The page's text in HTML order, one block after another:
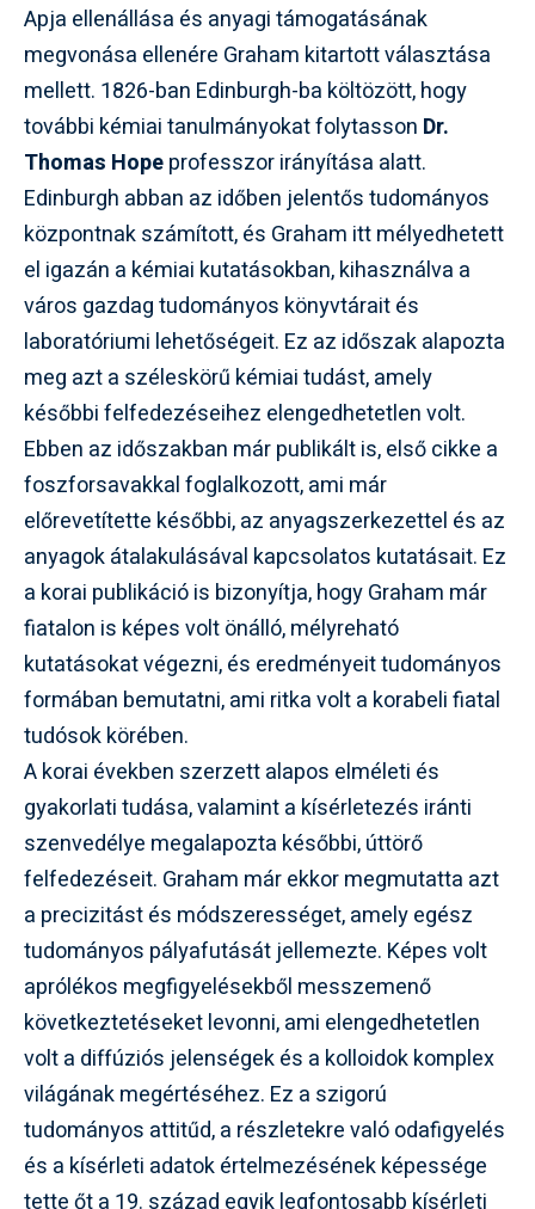
Apja ellenállása és anyagi támogatásának
megvonása ellenére Graham kitartott választása
mellett. 1826-ban Edinburgh-ba költözött, hogy
további kémiai tanulmányokat folytasson Dr.
Thomas Hopeprofesszor irányítása alatt.
Edinburgh abban az időben jelentős tudományos
központnak számított, és Graham itt mélyedhetett
el igazán a kémiai kutatásokban, kihasználva a
város gazdag tudományos könyvtárait és
laboratóriumi lehetőségeit. Ez az időszak alapozta
meg azt a széleskörű kémiai tudást, amely
későbbi felfedezéseihez elengedhetetlen volt.
Ebben az időszakban már publikált is, első cikke a
foszforsavakkal foglalkozott, ami már
előrevetítette későbbi, az anyagszerkezettel és az
anyagok átalakulásával kapcsolatos kutatásait. Ez
a korai publikáció is bizonyítja, hogy Graham már
fiatalon is képes volt önálló, mélyreható
kutatásokat végezni, és eredményeit tudományos
formában bemutatni, ami ritka volt a korabeli fiatal
tudósok körében.
A korai években szerzett alapos elméleti és
gyakorlati tudása, valamint a kísérletezés iránti
szenvedélye megalapozta későbbi, úttörő
felfedezéseit. Graham már ekkor megmutatta azt
a precizitást és módszerességet, amely egész
tudományos pályafutását jellemezte. Képes volt
aprólékos megfigyelésekből messzemenő
következtetéseket levonni, ami elengedhetetlen
volt a diffúziós jelenségek és a kolloidok komplex
világának megértéséhez. Ez a szigorú
tudományos attitűd, a részletekre való odafigyelés
és a kísérleti adatok értelmezésének képessége
tette őt a 19. század egyik legfontosabb kísérleti